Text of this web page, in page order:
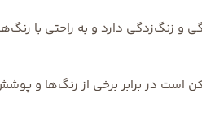
و زنگ‌زدگی دارد و به راحتی با
است در برابر برخی از رنگ‌ها و